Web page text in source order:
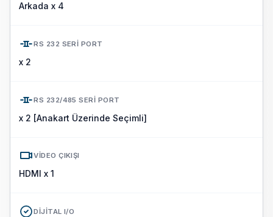
Arkada x 4
RS 232 SERI PORT
x 2
RS 232/485 SERI PORT
x 2 [Anakart Üzerinde Seçimli]
VIDEO ÇIKIŞI
HDMI x 1
DIJITAL I/O